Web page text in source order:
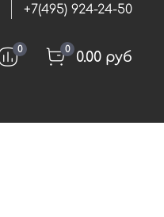
+7(495) 924-24-50
0 0 0.00 руб